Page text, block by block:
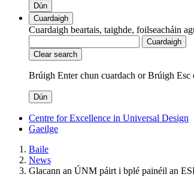
Dún
Cuardaigh
Cuardaigh beartais, taighde, foilseacháin
Cuardaigh
Clear search
Brúigh Enter chun cuardach orBrúigh Esc
Dún
Centre for Excellence in Universal Design
Gaeilge
Baile
News
Glacann an ÚNM páirt i bplé painéil an